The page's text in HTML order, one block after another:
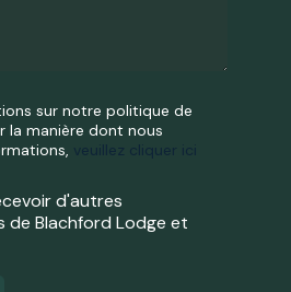
sur notre politique de
la manière dont nous
veuillez cliquer ici
d'autres
de Blachford Lodge et